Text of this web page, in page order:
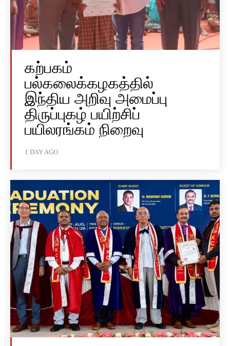
கற்பகம்
பல்கலைக்கழகத்தில்
இந்திய அறிவு அமைப்பு
திருப்புகழ் பயிற்சிப்
பயிலரங்கம் நிறைவு
1 DAY AGO